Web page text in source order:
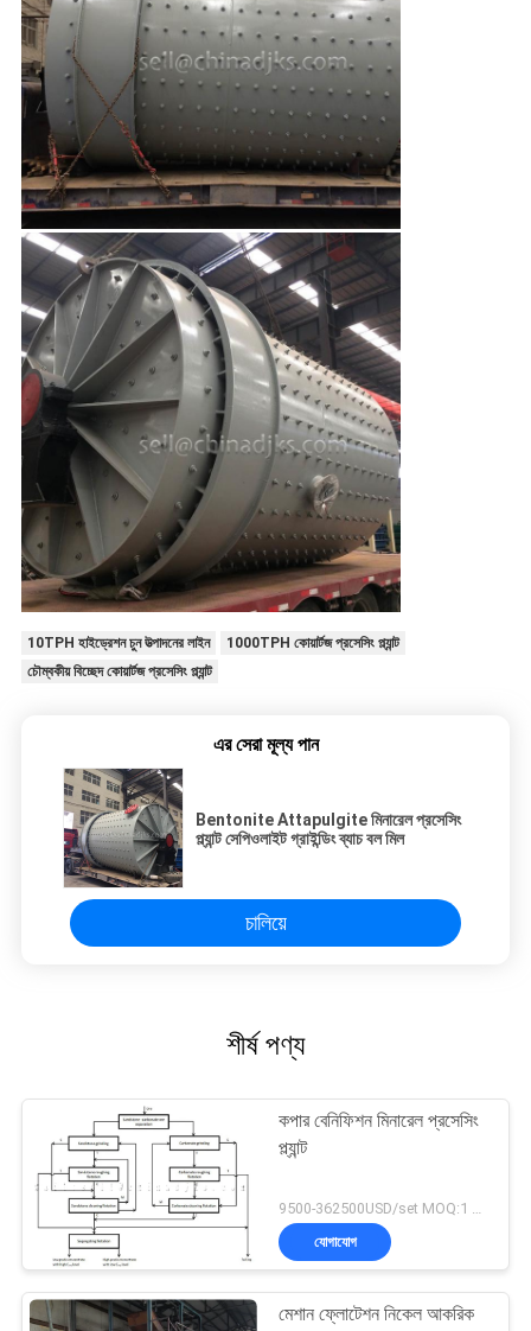
10TPH হাইড্রেশন চুন উত্পাদনের লাইন
1000TPH কোয়ার্টজ প্রসেসিং প্ল্যান্ট
চৌম্বকীয় বিচ্ছেদ কোয়ার্টজ প্রসেসিং প্ল্যান্ট
এর সেরা মূল্য পান
Bentonite Attapulgite মিনারেল প্রসেসিং
প্ল্যান্ট সেপিওলাইট গ্রাইন্ডিং ব্যাচ বল মিল
চালিয়ে
শীর্ষ পণ্য
কপার বেনিফিশন মিনারেল প্রসেসিং
প্ল্যান্ট
9500-362500USD/set MOQ:1 সেট
যোগাযোগ
মেশান ফ্লোটেশন নিকেল আকরিক